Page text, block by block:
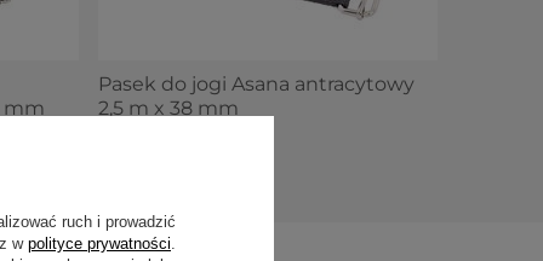
mm
Pasek do jogi Asana antracytowy
2,5 m x 38 mm
ruch i prowadzić
w polityce prywatności